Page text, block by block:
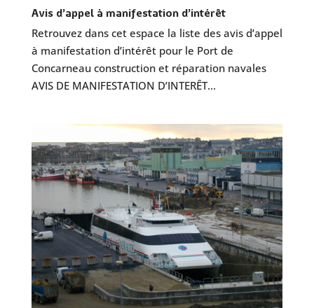
Avis d’appel à manifestation d’intérêt
Retrouvez dans cet espace la liste des avis d’appel
à manifestation d’intérêt pour le Port de
Concarneau construction et réparation navales
AVIS DE MANIFESTATION D’INTERÊT...